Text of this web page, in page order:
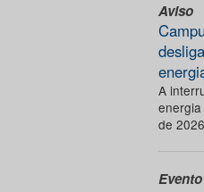
Aviso
A
de 2026
Evento